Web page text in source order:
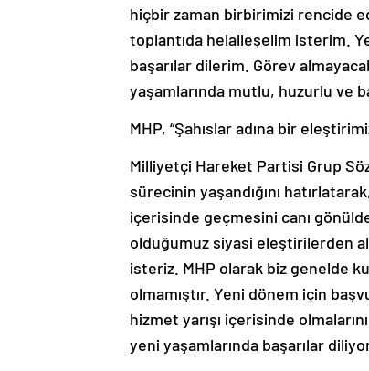
hiçbir zaman birbirimizi rencide
toplantıda helalleşelim isterim.
başarılar dilerim. Görev
yaşamlarında mutlu, huzurlu ve
MHP, “Şahıslar adına bir
Milliyetçi Hareket Partisi Grup
sürecinin yaşandığını
içerisinde geçmesini canı
olduğumuz siyasi eleştirilerden
isteriz. MHP olarak biz genelde
olmamıştır. Yeni dönem için
hizmet yarışı içerisinde
yeni yaşamlarında başarılar